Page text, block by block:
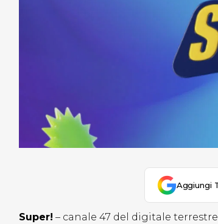
Aggiungi
Super! – canale 47 del digitale terrestre